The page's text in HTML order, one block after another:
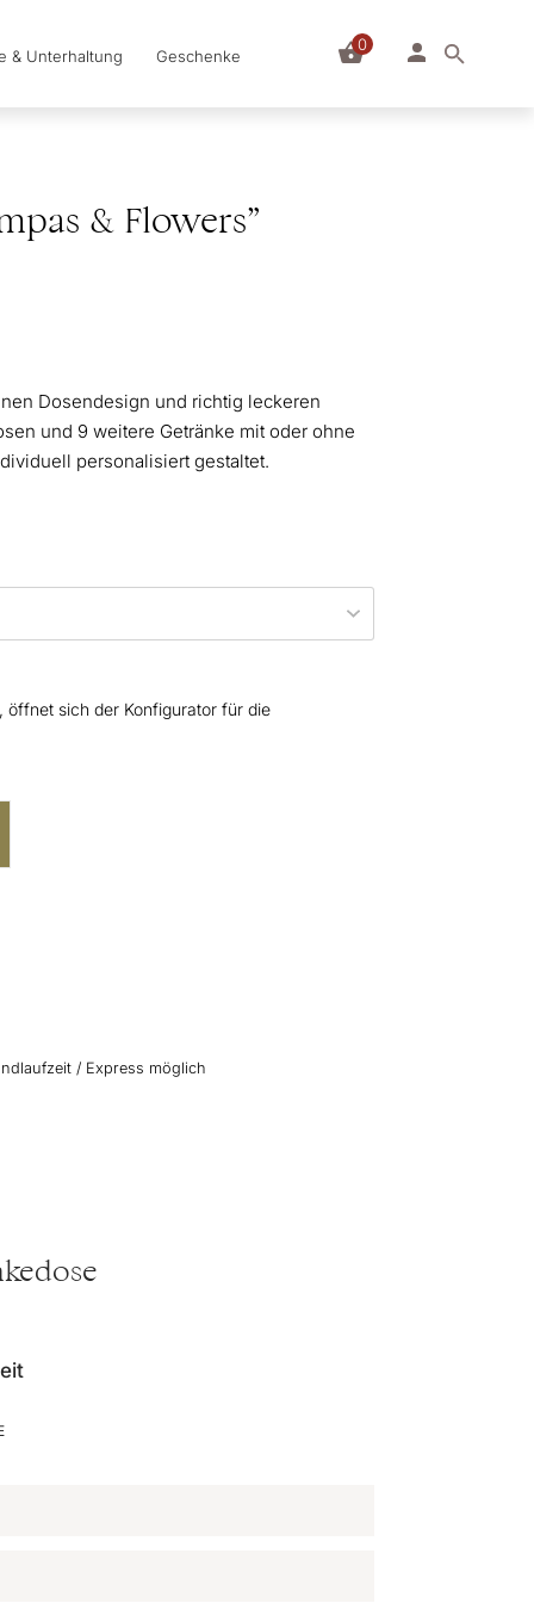
& Unterhaltung Geschenke
0
& Flowers”
Dosendesign und richtig leckeren
und 9 weitere Getränke mit oder ohne
personalisiert gestaltet.
öffnet sich der Konfigurator für die
/ Express möglich